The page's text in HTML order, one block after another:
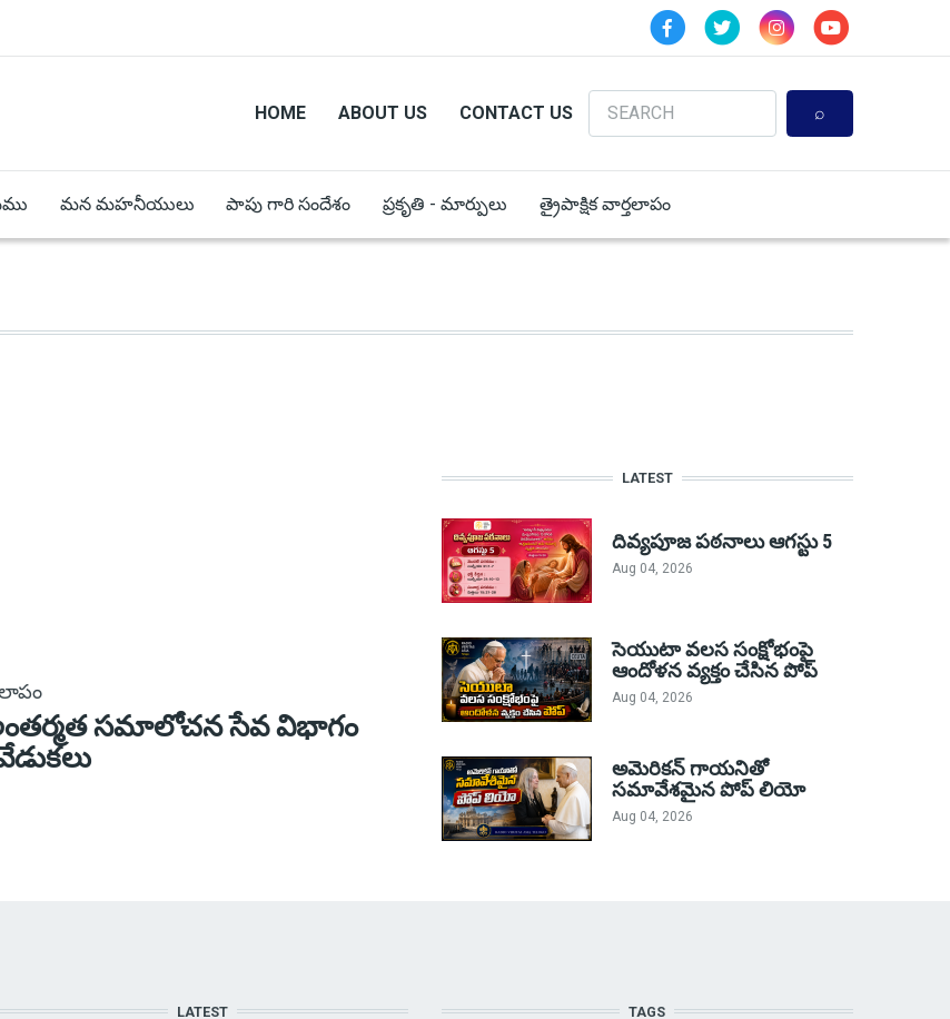
HOME ABOUT US CONTACT US
Search
మన మహనీయులు పాపు గారి సందేశం ప్రకృతి - మార్పులు త్రైపాక్షిక వార్తలాపం
సమాలోచన సేవ విభాగం
LATEST
దివ్యపూజ పఠనాలు ఆగస్టు 5
Aug 04, 2026
సెయుటా వలస సంక్షోభంపై
ఆందోళన వ్యక్తం చేసిన పోప్
Aug 04, 2026
అమెరికన్ గాయనితో
సమావేశమైన పోప్ లియో
Aug 04, 2026
LATEST TAGS